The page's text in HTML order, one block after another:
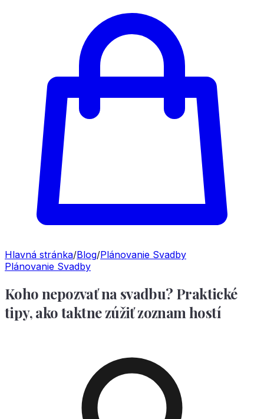
Hlavná stránka/Blog/Plánovanie Svadby
Plánovanie Svadby
Koho nepozvať na svadbu? Praktické
tipy, ako taktne zúžiť zoznam hostí